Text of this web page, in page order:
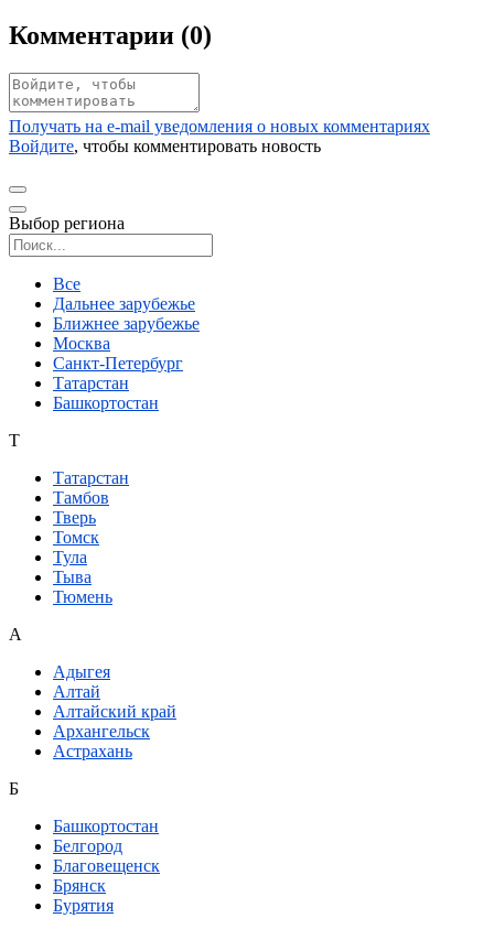
Комментарии (0)
Получать на e‑mail уведомления о новых комментариях
Войдите, чтобы комментировать новость
Выбор региона
Все
Дальнее зарубежье
Ближнее зарубежье
Москва
Санкт-Петербург
Татарстан
Башкортостан
Т
Татарстан
Тамбов
Тверь
Томск
Тула
Тыва
Тюмень
А
Адыгея
Алтай
Алтайский край
Архангельск
Астрахань
Б
Башкортостан
Белгород
Благовещенск
Брянск
Бурятия